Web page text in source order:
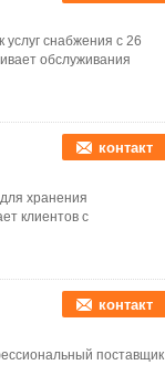
снабжения с 26
обслуживания
контакт
хранения
клиентов с
контакт
поставщик